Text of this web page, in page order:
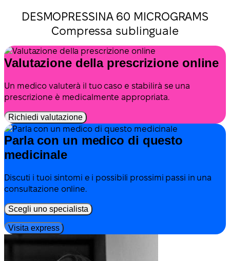
DESMOPRESSINA 60 MICROGRAMS
Compressa sublinguale
Valutazione della prescrizione online
Un medico valuterà il tuo caso e stabilirà se una
prescrizione è medicalmente appropriata.
Richiedi valutazione
Parla con un medico di questo
medicinale
Discuti i tuoi sintomi e i possibili prossimi passi in una
consultazione online.
Scegli uno specialista
Visita express